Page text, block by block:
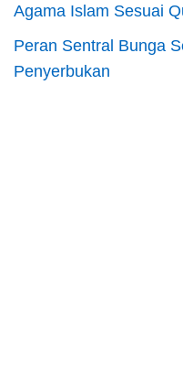
Agama Islam Sesuai
Peran Sentral Bunga
Penyerbukan